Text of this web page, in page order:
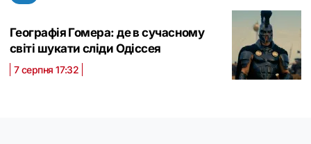
Географія Гомера: де в сучасному
світі шукати сліди Одіссея
7 серпня 17:32